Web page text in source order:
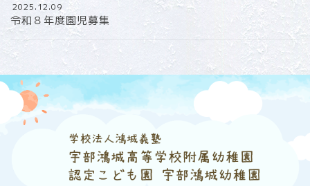
2025.12.09
令和８年度園児募集